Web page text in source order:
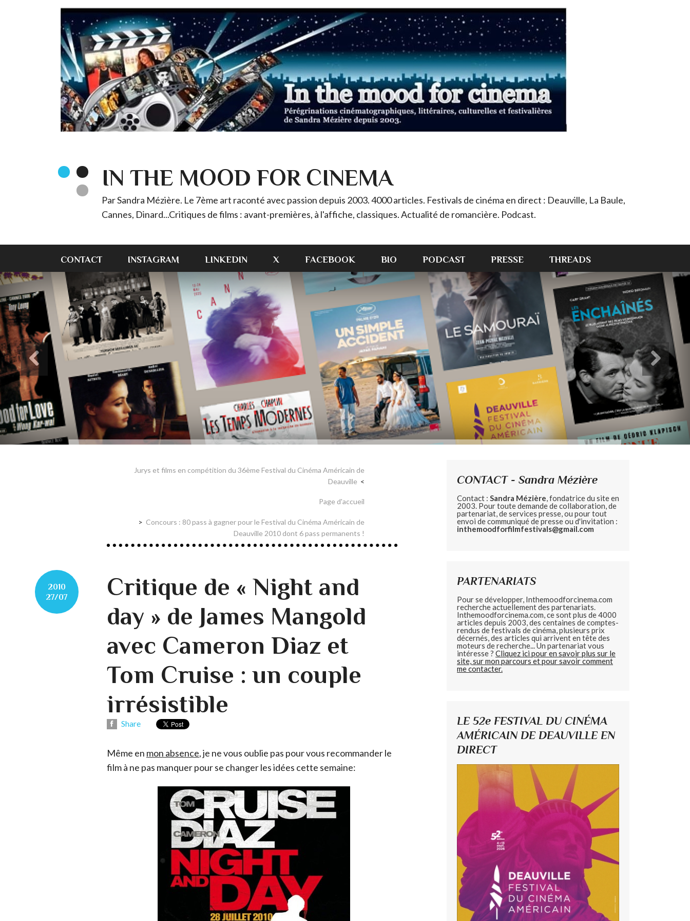
IN THE MOOD FOR CINEMA
Par Sandra Mézière. Le 7ème art raconté avec passion depuis 2003. 4000 articles. Festivals de cinéma en direct : Deauville, La Baule,
Cannes, Dinard...Critiques de films : avant-premières, à l'affiche, classiques. Actualité de romancière. Podcast.
CONTACT INSTAGRAM LINKEDIN X FACEBOOK BIO PODCAST PRESSE THREADS
Jurys et films en compétition du 36ème Festival du Cinéma Américain de
Deauville
Page d'accueil
Concours : 80 pass à gagner pour le Festival du Cinéma Américain de
Deauville 2010 dont 6 pass permanents !
2010
27/07
Critique de « Night and
day » de James Mangold
avec Cameron Diaz et
Tom Cruise : un couple
irrésistible
Share
Même en mon absence, je ne vous oublie pas pour vous recommander le
film à ne pas manquer pour se changer les idées cette semaine:
CONTACT - Sandra Mézière
Contact : Sandra Mézière, fondatrice du site en
2003. Pour toute demande de collaboration, de
partenariat, de services presse, ou pour tout
envoi de communiqué de presse ou d'invitation :
inthemoodforfilmfestivals@gmail.com
PARTENARIATS
Pour se développer, Inthemoodforcinema.com
recherche actuellement des partenariats.
Inthemoodforcinema.com, ce sont plus de 4000
articles depuis 2003, des centaines de comptes-
rendus de festivals de cinéma, plusieurs prix
décernés, des articles qui arrivent en tête des
moteurs de recherche... Un partenariat vous
intéresse ? Cliquez ici pour en savoir plus sur le
site, sur mon parcours et pour savoir comment
me contacter.
LE 52e FESTIVAL DU CINÉMA
AMÉRICAIN DE DEAUVILLE EN
DIRECT